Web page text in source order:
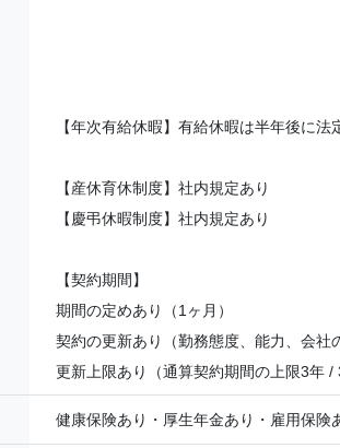
【年次有給休暇】有給休暇は半年後に法
【産休育休制度】社内規定あり
【慶弔休暇制度】社内規定あり
【契約期間】
期間の定めあり（1ヶ月）
契約の更新あり（勤務態度、能力、会社
更新上限あり（通算契約期間の上限3年
健康保険あり・厚生年金あり・雇用保険